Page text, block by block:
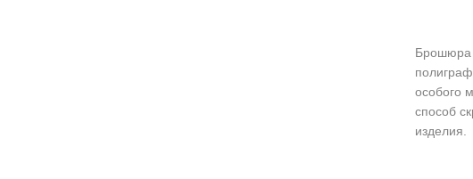
Брошюра
особого
способ
изделия.